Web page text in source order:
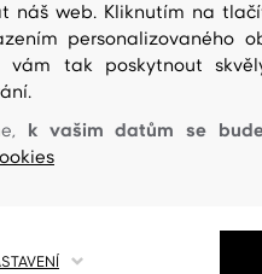
náš web. Kliknutím na
personalizovaného
vám tak poskytnout
k vašim datům se